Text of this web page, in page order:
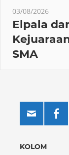
03/08/2026
Elpala
SMA
KOLOM